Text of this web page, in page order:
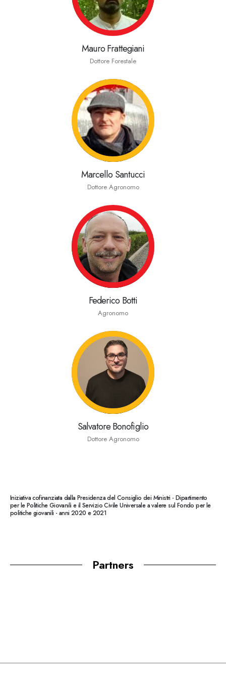
Mauro Frattegiani
Dottore Forestale
Marcello Santucci
Dottore Agronomo
Federico Botti
Agronomo
Salvatore Bonofiglio
Dottore Agronomo
Iniziativa cofinanziata dalla Presidenza del Consiglio dei Ministri - Dipartimento
per le Politiche Giovanili e il Servizio Civile Universale a valere sul Fondo per le
politiche giovanili - anni 2020 e 2021
Partners